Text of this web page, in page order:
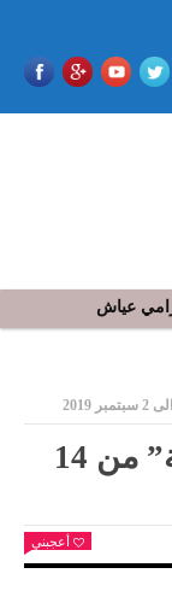
يتالق و يشد الجمهور
قرمبالية تحتفل بعيد “العنبة” من 14
أعجبني